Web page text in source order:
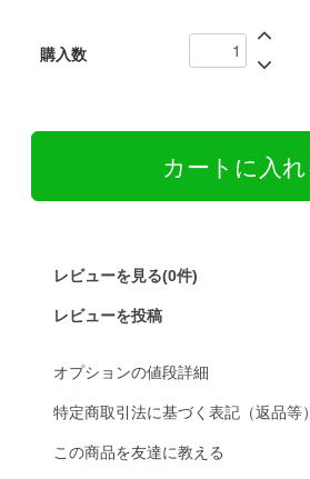
購入数
レビューを見る(0件)
レビューを投稿
オプションの値段詳細
特定商取引法に基づく表記（返品等）
この商品を友達に教える